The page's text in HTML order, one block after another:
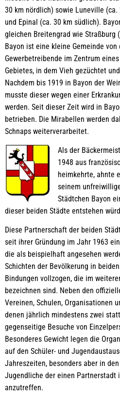
30 km nördlich) sowie Luneville
und Epinal (ca. 30 km südlich).
gleichen Breitengrad wie Straßburg
Bayon ist eine kleine Gemeinde
Gewerbetreibende im Zentrum
Gebietes, in dem Vieh gezüchtet
Nachdem bis 1919 in Bayon der
musste dieser wegen einer
werden. Seit dieser Zeit wird in
betrieben. Die Mirabellen werden
Schnaps weiterverarbeitet.
Als der
1948 aus
heimkehrte, ahnte
seinem
Städtchen Bayon
dieser beiden Städte entstehen
Diese Partnerschaft der beiden
seit ihrer Gründung im Jahr 1963
die als beispielhaft angesehen
Schichten der Bevölkerung in
Bindungen vollzogen, die im
bezeichnen sind. Neben den
Vereinen, Schulen, Organisationen
denen jährlich mindestens zwei
gegenseitige Besuche von
Besonderes Gewicht legen die
auf den Schüler- und
Jahreszeiten, besonders aber in
Jugendliche der einen Partnerstadt
anzutreffen.